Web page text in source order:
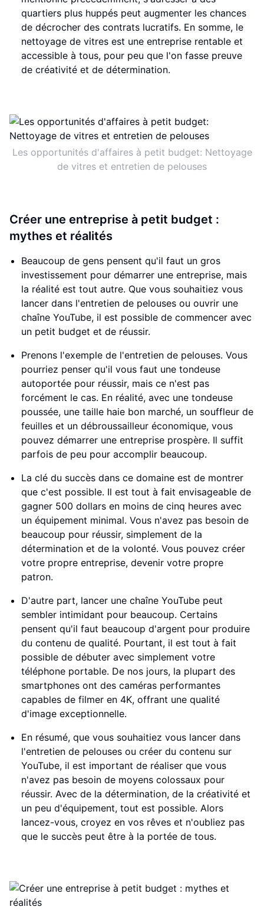
quartiers plus huppés peut augmenter les chances
de décrocher des contrats lucratifs. En somme, le
nettoyage de vitres est une entreprise rentable et
accessible à tous, pour peu que l'on fasse preuve
de créativité et de détermination.
Les opportunités d'affaires à petit budget: Nettoyage
de vitres et entretien de pelouses
Créer une entreprise à petit budget :
mythes et réalités
Beaucoup de gens pensent qu'il faut un gros
investissement pour démarrer une entreprise, mais
la réalité est tout autre. Que vous souhaitiez vous
lancer dans l'entretien de pelouses ou ouvrir une
chaîne YouTube, il est possible de commencer avec
un petit budget et de réussir.
Prenons l'exemple de l'entretien de pelouses. Vous
pourriez penser qu'il vous faut une tondeuse
autoportée pour réussir, mais ce n'est pas
forcément le cas. En réalité, avec une tondeuse
poussée, une taille haie bon marché, un souffleur de
feuilles et un débroussailleur économique, vous
pouvez démarrer une entreprise prospère. Il suffit
parfois de peu pour accomplir beaucoup.
La clé du succès dans ce domaine est de montrer
que c'est possible. Il est tout à fait envisageable de
gagner 500 dollars en moins de cinq heures avec
un équipement minimal. Vous n'avez pas besoin de
beaucoup pour réussir, simplement de la
détermination et de la volonté. Vous pouvez créer
votre propre entreprise, devenir votre propre
patron.
D'autre part, lancer une chaîne YouTube peut
sembler intimidant pour beaucoup. Certains
pensent qu'il faut beaucoup d'argent pour produire
du contenu de qualité. Pourtant, il est tout à fait
possible de débuter avec simplement votre
téléphone portable. De nos jours, la plupart des
smartphones ont des caméras performantes
capables de filmer en 4K, offrant une qualité
d'image exceptionnelle.
En résumé, que vous souhaitiez vous lancer dans
l'entretien de pelouses ou créer du contenu sur
YouTube, il est important de réaliser que vous
n'avez pas besoin de moyens colossaux pour
réussir. Avec de la détermination, de la créativité et
un peu d'équipement, tout est possible. Alors
lancez-vous, croyez en vos rêves et n'oubliez pas
que le succès peut être à la portée de tous.